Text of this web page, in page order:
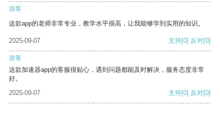
游客
这款app的老师非常专业，教学水平很高，让我能够学到实用的知识。
2025-09-07 支持[0] 反对[0]
游客
这款加速器app的客服很贴心，遇到问题都能及时解决，服务态度非常
好。
2025-09-07
支持[0] 反对[0]